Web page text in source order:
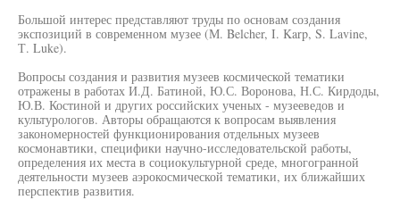
Большой интерес представляют труды по основам создания
экспозиций в современном музее (М. Belcher, I. Karp, S. Lavine,
Т. Luke).
Вопросы создания и развития музеев космической тематики
отражены в работах И.Д. Батиной, Ю.С. Воронова, Н.С. Кирдоды,
Ю.В. Костиной и других российских ученых - музееведов и
культурологов. Авторы обращаются к вопросам выявления
закономерностей функционирования отдельных музеев
космонавтики, специфики научно-исследовательской работы,
определения их места в социокультурной среде, многогранной
деятельности музеев аэрокосмической тематики, их ближайших
перспектив развития.